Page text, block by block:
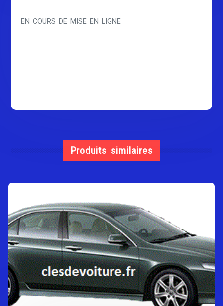
EN COURS DE MISE EN LIGNE
Produits similaires